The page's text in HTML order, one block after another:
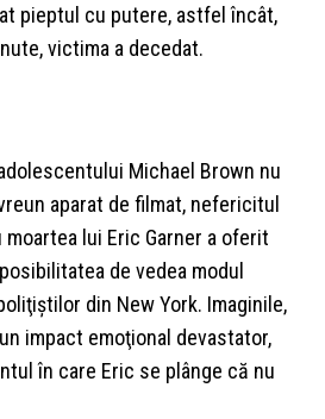
pieptul cu putere, astfel încât,
victima a decedat.
Michael Brown nu
aparat de filmat, nefericitul
lui Eric Garner a oferit
de vedea modul
din New York. Imaginile,
impact emoţional devastator,
în care Eric se plânge că nu